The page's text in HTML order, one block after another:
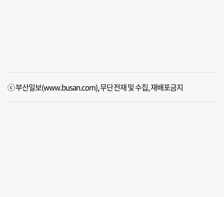
ⓒ 부산일보(www.busan.com), 무단전재 및 수집, 재배포금지